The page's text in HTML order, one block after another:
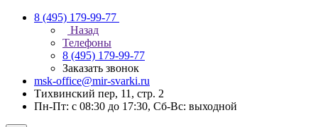
8 (495) 179-99-77
Назад
Телефоны
8 (495) 179-99-77
Заказать звонок
msk-office@mir-svarki.ru
Тихвинский пер, 11, стр. 2
Пн-Пт: с 08:30 до 17:30, Сб-Вс: выходной